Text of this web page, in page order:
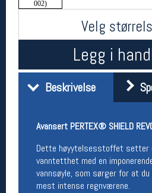
002)
Velg
Legg i
Beskrivelse
Avansert PERTEX® SHIELD
Dette høyytelsesstoffet setter
vanntetthet med en
vannsøyle, som sørger for at
mest intense regnværene.
Om oss
Kontakt oss
Åpningstider butikk
Lørdag:
Team Oslo
Magasinet
Medlemstilbud og aktiviteter
MELD DEG INN GRATIS